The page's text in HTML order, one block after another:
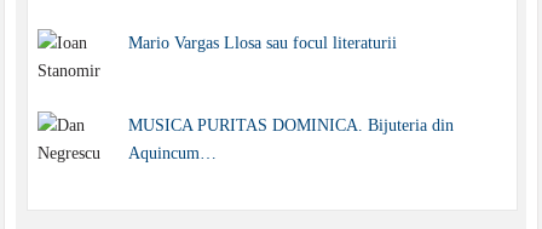
Mario Vargas Llosa sau focul literaturii
MUSICA PURITAS DOMINICA. Bijuteria din
Aquincum…